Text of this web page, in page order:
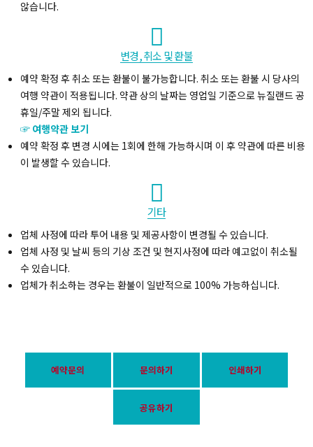
않습니다.
변경, 취소 및 환불
예약 확정 후 취소 또는 환불이 불가능합니다. 취소 또는 환불 시 당사의
여행 약관이 적용됩니다. 약관 상의 날짜는 영업일 기준으로 뉴질랜드 공
휴일/주말 제외 됩니다.
☞ 여행약관 보기
예약 확정 후 변경 시에는 1회에 한해 가능하시며 이 후 약관에 따른 비용
이 발생할 수 있습니다.
기타
업체 사정에 따라 투어 내용 및 제공사항이 변경될 수 있습니다.
업체 사정 및 날씨 등의 기상 조건 및 현지사정에 따라 예고없이 취소될
수 있습니다.
업체가 취소하는 경우는 환불이 일반적으로 100% 가능하십니다.
예약문의 문의하기 인쇄하기
공유하기